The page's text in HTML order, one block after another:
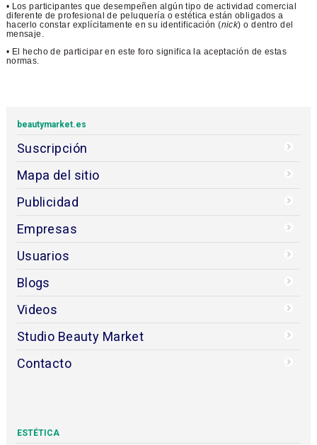
• Los participantes que desempeñen algún tipo de actividad comercial
diferente de profesional de peluquería o estética están obligados a
hacerlo constar explícitamente en su identificación (nick) o dentro del
mensaje.
• El hecho de participar en este foro significa la aceptación de estas
normas.
beautymarket.es
Suscripción
Mapa del sitio
Publicidad
Empresas
Usuarios
Blogs
Videos
Studio Beauty Market
Contacto
ESTÉTICA